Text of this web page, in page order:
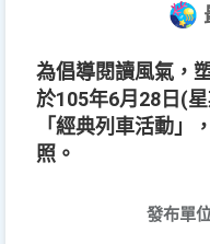
為倡導閱讀風氣，
於105年6月28日(
「經典列車活動」
照。
發布單